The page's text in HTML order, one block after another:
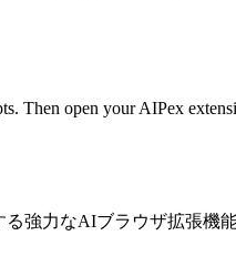
Then open your AIPex
強力なAIブラウザ拡張機